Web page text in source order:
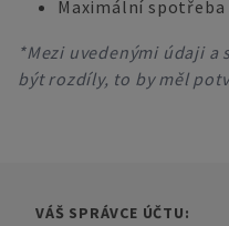
Maximální spotřeba
*Mezi uvedenými údaji
být rozdíly, to by měl
VÁŠ SPRÁVCE ÚČTU: